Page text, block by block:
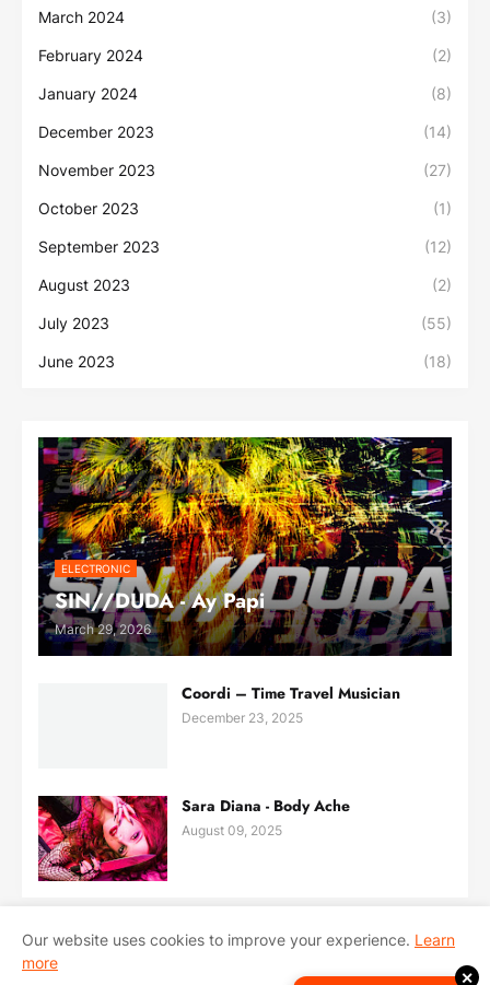
✕
March 2024 (3)
February 2024 (2)
January 2024 (8)
December 2023 (14)
November 2023 (27)
October 2023 (1)
September 2023 (12)
August 2023 (2)
July 2023 (55)
June 2023 (18)
ELECTRONIC
SIN//DUDA - Ay Papi
March 29, 2026
Coordi – Time Travel Musician
December 23, 2025
Sara Diana - Body Ache
August 09, 2025
Contacto
Our website uses cookies to improve your experience. Learn
more